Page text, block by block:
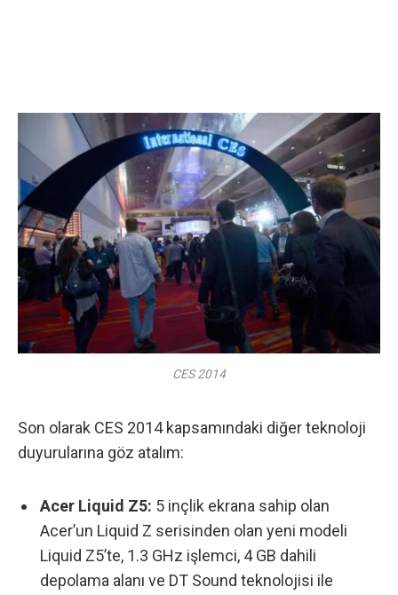
CES 2014
Son olarak CES 2014 kapsamındaki diğer teknoloji
duyurularına göz atalım:
Acer Liquid Z5: 5 inçlik ekrana sahip olan
Acer’un Liquid Z serisinden olan yeni modeli
Liquid Z5’te, 1.3 GHz işlemci, 4 GB dahili
depolama alanı ve DT Sound teknolojisi ile